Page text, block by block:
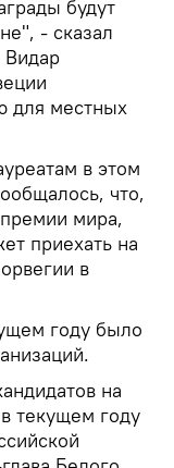
будут
- сказал
для местных
в этом
что,
мира,
приехать на
в
году было
на
текущем году